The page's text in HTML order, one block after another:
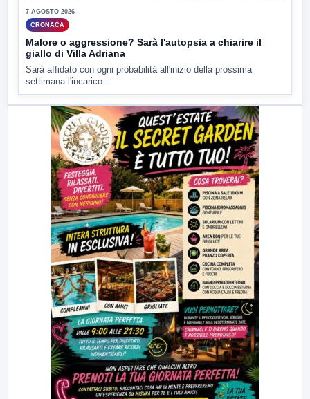
7 AGOSTO 2026
CRONACA
Malore o aggressione? Sarà l'autopsia a chiarire il
giallo di Villa Adriana
Sarà affidato con ogni probabilità all'inizio della prossima
settimana l'incarico...